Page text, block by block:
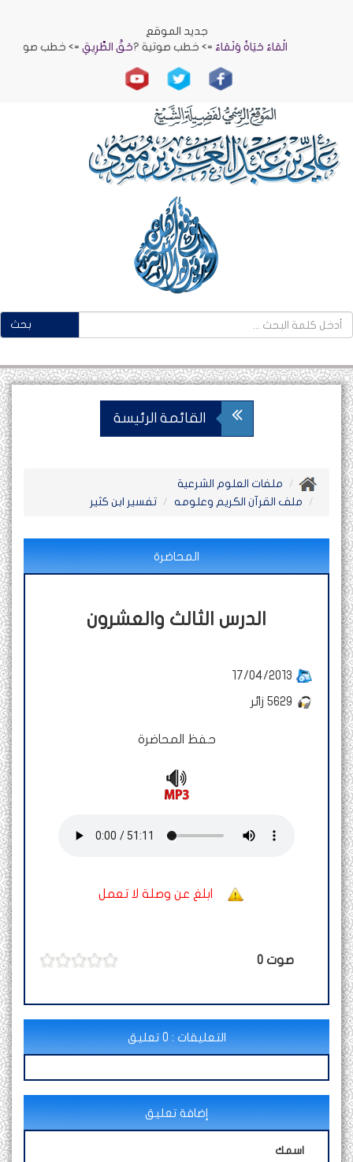
جديد الموقع
الرِّفْقُ
حَقُّ الطَّرِيقِ=> خطب صوتية ? الْمَاءُ حَيَاةٌ وَنَمَاءٌ=> خطب صوتية ?
القائمة الرئيسة
ملفات العلوم الشرعية
ملف القرآن الكريم وعلومه
تفسير ابن كثير
المحاضرة
الدرس الثالث والعشرون
17/04/2013
5629 زائر
حفظ المحاضرة
ابلغ عن وصلة لا تعمل
0صوت
التعليقات : 0 تعليق
إضافة تعليق
اسمك